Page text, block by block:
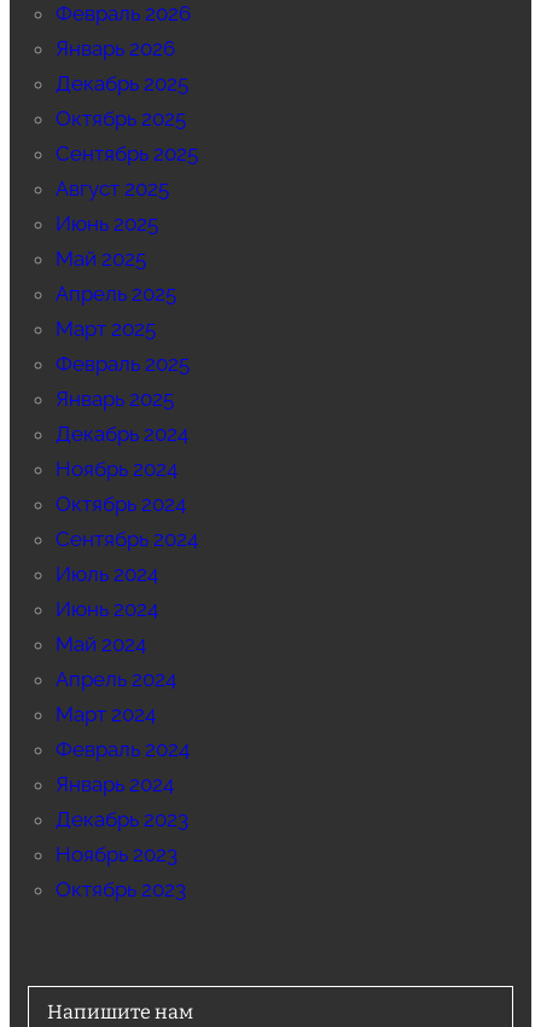
Февраль 2026
Январь 2026
Декабрь 2025
Октябрь 2025
Сентябрь 2025
Август 2025
Июнь 2025
Май 2025
Апрель 2025
Март 2025
Февраль 2025
Январь 2025
Декабрь 2024
Ноябрь 2024
Октябрь 2024
Сентябрь 2024
Июль 2024
Июнь 2024
Май 2024
Апрель 2024
Март 2024
Февраль 2024
Январь 2024
Декабрь 2023
Ноябрь 2023
Октябрь 2023
Напишите нам